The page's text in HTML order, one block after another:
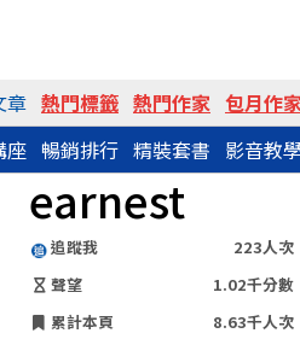
章 熱門標籤 熱門作家 包月作
座 暢銷排行 精裝套書 影音教
earnest
追蹤我
223人次
聲望
1.02千分數
累計本頁
8.63千人次
blog.asp?id=101518
分享網址